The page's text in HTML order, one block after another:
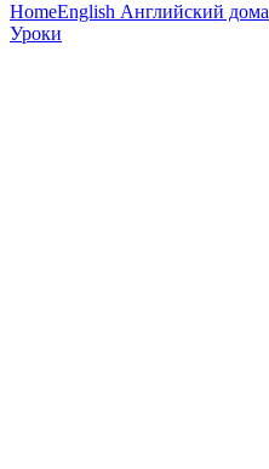
HomeEnglish Английский дома
Уроки